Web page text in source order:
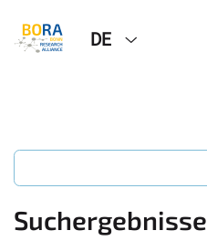
DE
Suchergebnisse